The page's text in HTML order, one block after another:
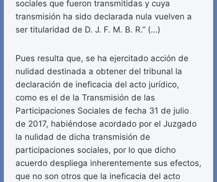
sociales que fueron transmitidas y cuya
transmisión ha sido declarada nula vuelven a
ser titularidad de D. J. F. M. B. R.” (…)
Pues resulta que, se ha ejercitado acción de
nulidad destinada a obtener del tribunal la
declaración de ineficacia del acto jurídico,
como es el de la Transmisión de las
Participaciones Sociales de fecha 31 de julio
de 2017, habiéndose acordado por el Juzgado
la nulidad de dicha transmisión de
participaciones sociales, por lo que dicho
acuerdo despliega inherentemente sus efectos,
que no son otros que la ineficacia del acto